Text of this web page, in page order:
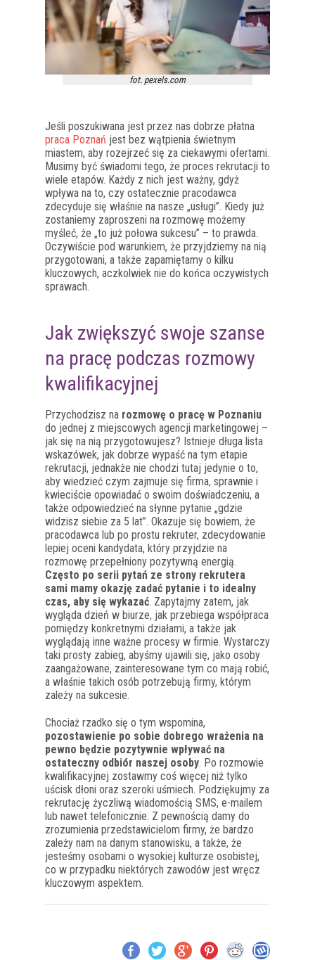
fot. pexels.com
Jeśli poszukiwana jest przez nas dobrze płatna
praca Poznań jest bez wątpienia świetnym
miastem, aby rozejrzeć się za ciekawymi ofertami.
Musimy być świadomi tego, że proces rekrutacji to
wiele etapów. Każdy z nich jest ważny, gdyż
wpływa na to, czy ostatecznie pracodawca
zdecyduje się właśnie na nasze „usługi”. Kiedy już
zostaniemy zaproszeni na rozmowę możemy
myśleć, że „to już połowa sukcesu” – to prawda.
Oczywiście pod warunkiem, że przyjdziemy na nią
przygotowani, a także zapamiętamy o kilku
kluczowych, aczkolwiek nie do końca oczywistych
sprawach.
Jak zwiększyć swoje szanse
na pracę podczas rozmowy
kwalifikacyjnej
Przychodzisz na rozmowę o pracę w Poznaniu
do jednej z miejscowych agencji marketingowej –
jak się na nią przygotowujesz? Istnieje długa lista
wskazówek, jak dobrze wypaść na tym etapie
rekrutacji, jednakże nie chodzi tutaj jedynie o to,
aby wiedzieć czym zajmuje się firma, sprawnie i
kwieciście opowiadać o swoim doświadczeniu, a
także odpowiedzieć na słynne pytanie „gdzie
widzisz siebie za 5 lat”. Okazuje się bowiem, że
pracodawca lub po prostu rekruter, zdecydowanie
lepiej oceni kandydata, który przyjdzie na
rozmowę przepełniony pozytywną energią.
Często po serii pytań ze strony rekrutera
sami mamy okazję zadać pytanie i to idealny
czas, aby się wykazać. Zapytajmy zatem, jak
wygląda dzień w biurze, jak przebiega współpraca
pomiędzy konkretnymi działami, a także jak
wyglądają inne ważne procesy w firmie. Wystarczy
taki prosty zabieg, abyśmy ujawili się, jako osoby
zaangażowane, zainteresowane tym co mają robić,
a właśnie takich osób potrzebują firmy, którym
zależy na sukcesie.
Chociaż rzadko się o tym wspomina,
pozostawienie po sobie dobrego wrażenia na
pewno będzie pozytywnie wpływać na
ostateczny odbiór naszej osoby. Po rozmowie
kwalifikacyjnej zostawmy coś więcej niż tylko
uścisk dłoni oraz szeroki uśmiech. Podziękujmy za
rekrutację życzliwą wiadomością SMS, e-mailem
lub nawet telefonicznie. Z pewnością damy do
zrozumienia przedstawicielom firmy, że bardzo
zależy nam na danym stanowisku, a także, że
jesteśmy osobami o wysokiej kulturze osobistej,
co w przypadku niektórych zawodów jest wręcz
kluczowym aspektem.